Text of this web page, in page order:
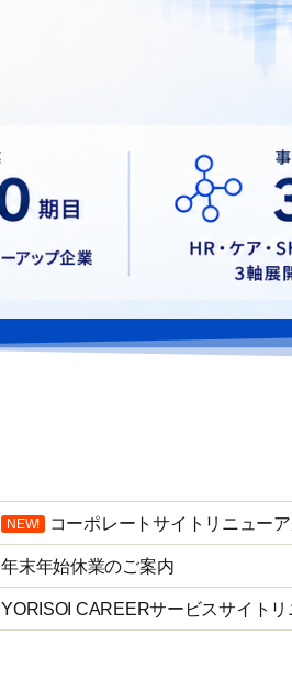
NEW! コーポレートサイトリニュー
年末年始休業のご案内​
YORISOI CAREERサービスサイト